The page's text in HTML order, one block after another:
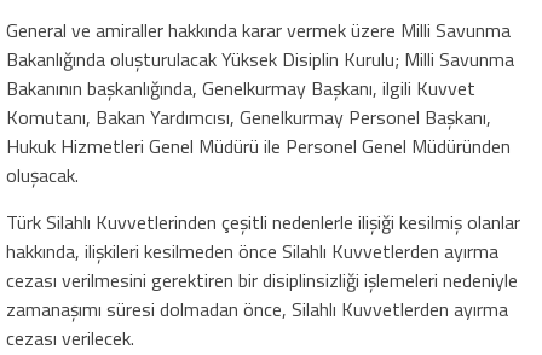
General ve amiraller hakkında karar vermek üzere Milli Savunma
Bakanlığında oluşturulacak Yüksek Disiplin Kurulu; Milli Savunma
Bakanının başkanlığında, Genelkurmay Başkanı, ilgili Kuvvet
Komutanı, Bakan Yardımcısı, Genelkurmay Personel Başkanı,
Hukuk Hizmetleri Genel Müdürü ile Personel Genel Müdüründen
oluşacak.
Türk Silahlı Kuvvetlerinden çeşitli nedenlerle ilişiği kesilmiş olanlar
hakkında, ilişkileri kesilmeden önce Silahlı Kuvvetlerden ayırma
cezası verilmesini gerektiren bir disiplinsizliği işlemeleri nedeniyle
zamanaşımı süresi dolmadan önce, Silahlı Kuvvetlerden ayırma
cezası verilecek.